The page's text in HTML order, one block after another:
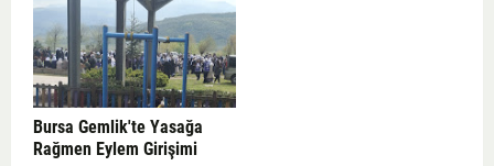
Bursa Gemlik'te Yasağa
Rağmen Eylem Girişimi